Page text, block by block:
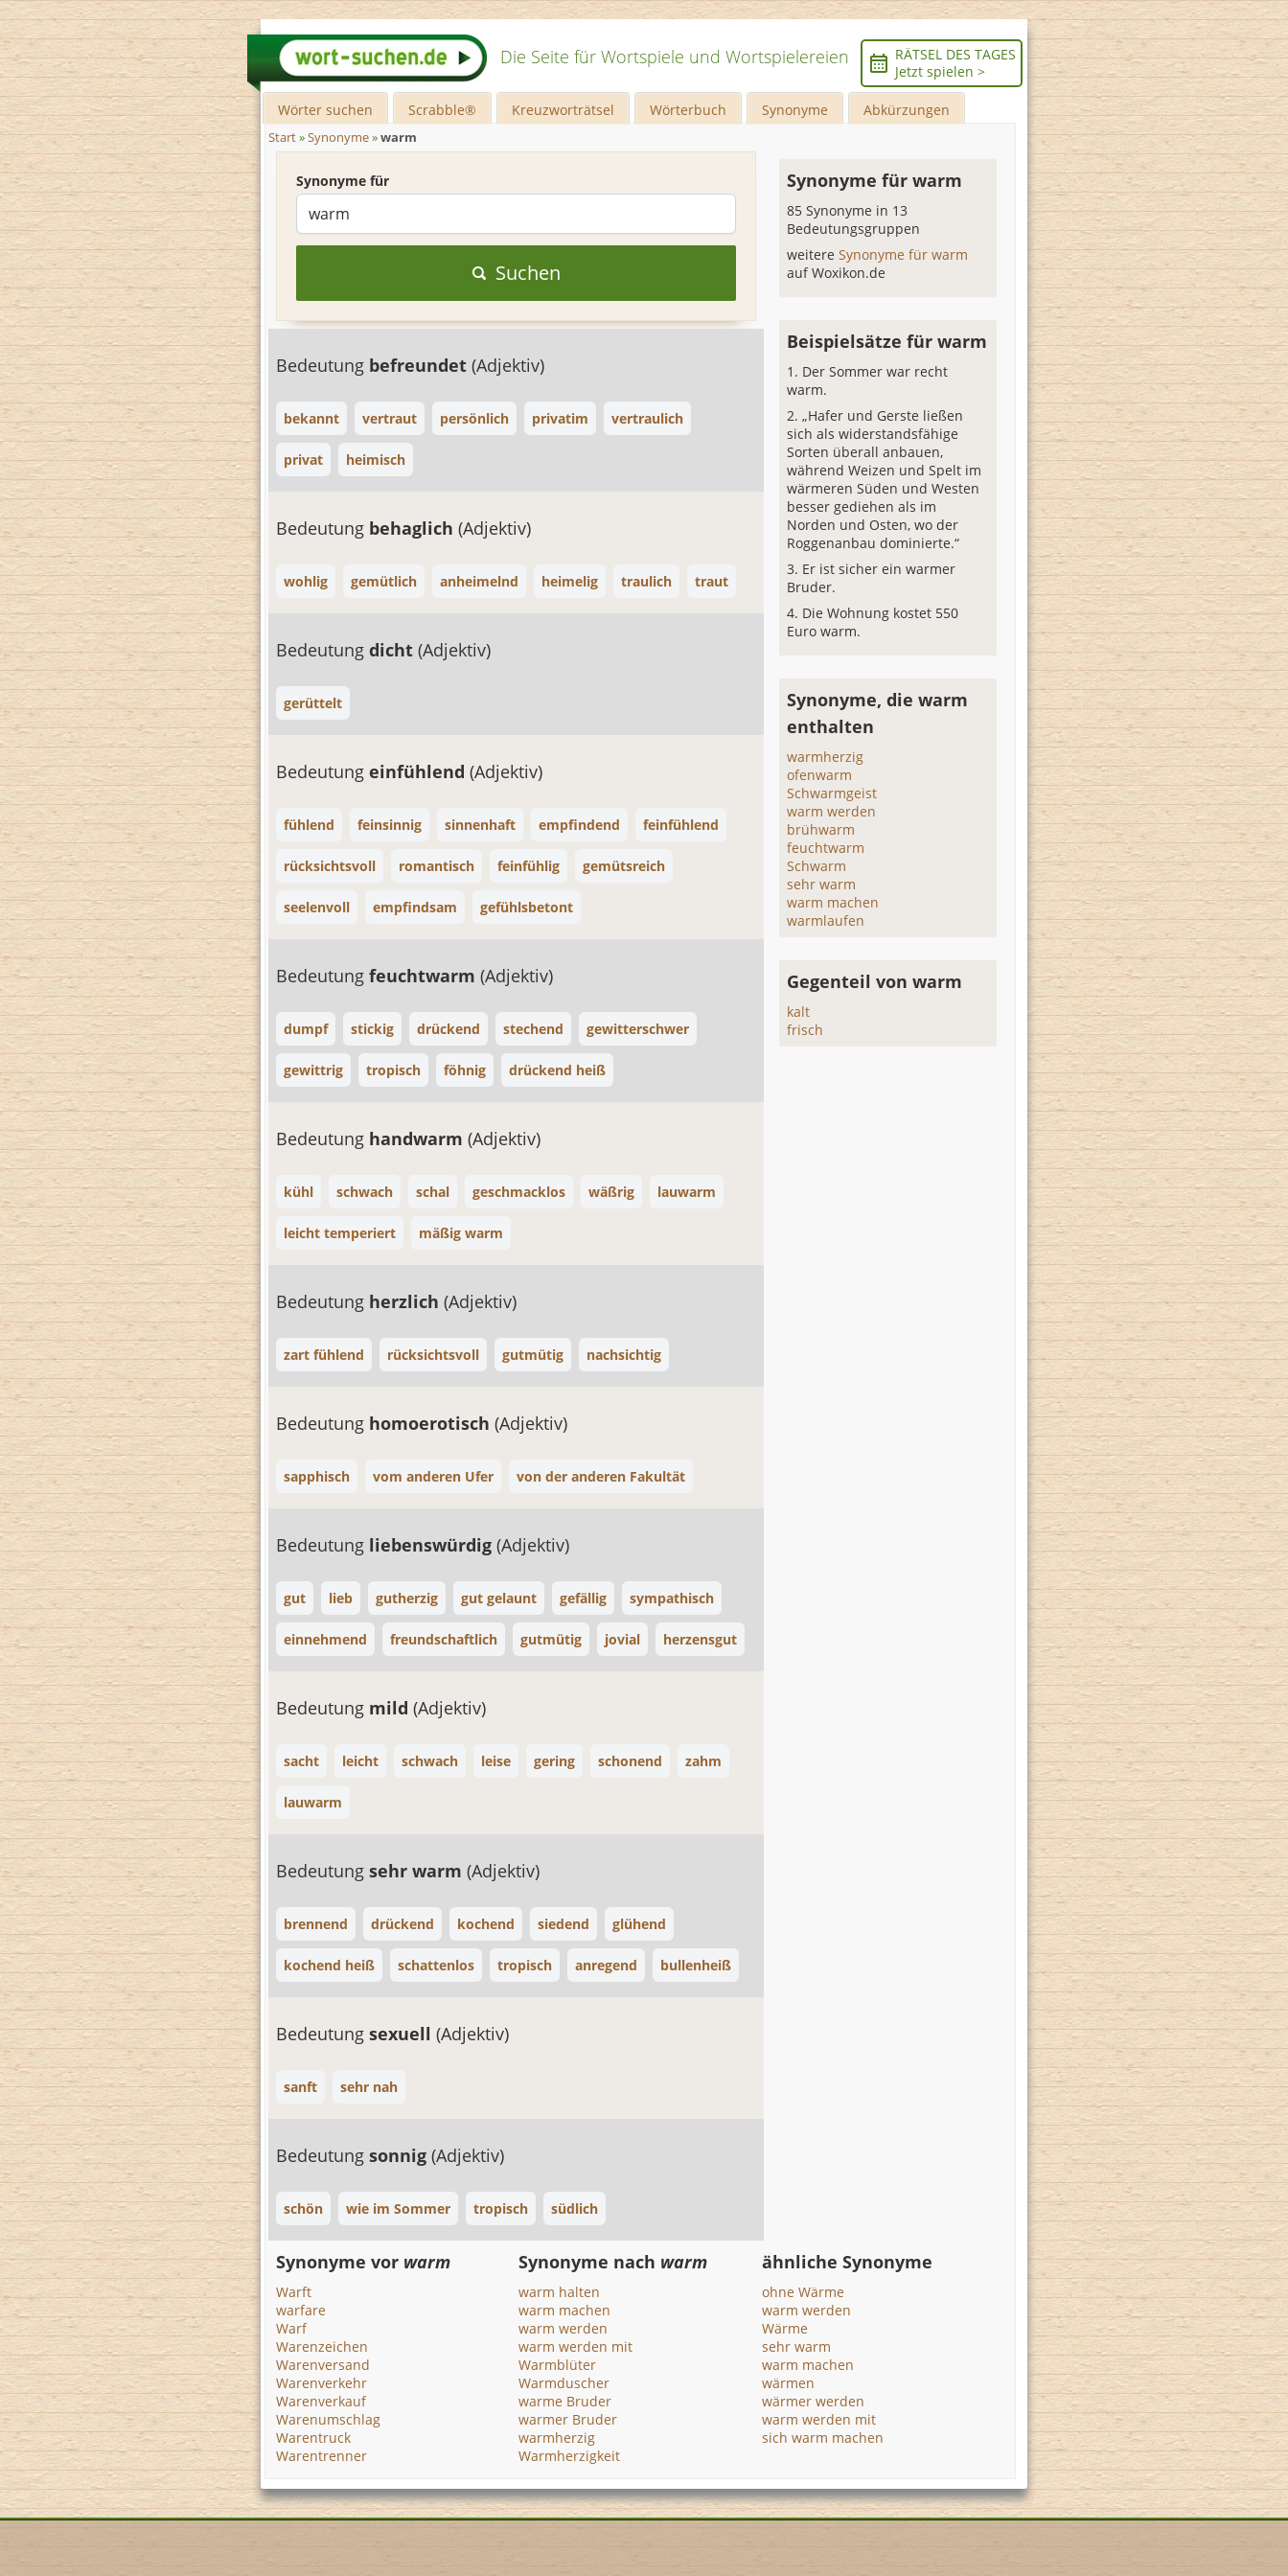
Die Seite für Wortspiele und Wortspielereien
RÄTSEL DES TAGES
Jetzt spielen >
Wörter suchen Scrabble® Kreuzworträtsel Wörterbuch Synonyme Abkürzungen
Start»Synonyme»warm
Synonyme für
Suchen
Bedeutung befreundet (Adjektiv)
bekannt vertraut persönlich privatim vertraulich
privat heimisch
Bedeutung behaglich (Adjektiv)
wohlig gemütlich anheimelnd heimelig traulich traut
Bedeutung dicht (Adjektiv)
gerüttelt
Bedeutung einfühlend (Adjektiv)
fühlend feinsinnig sinnenhaft empfindend feinfühlend
rücksichtsvoll romantisch feinfühlig gemütsreich
seelenvoll empfindsam gefühlsbetont
Bedeutung feuchtwarm (Adjektiv)
dumpf stickig drückend stechend gewitterschwer
gewittrig tropisch föhnig drückend heiß
Bedeutung handwarm (Adjektiv)
kühl schwach schal geschmacklos wäßrig lauwarm
leicht temperiert mäßig warm
Bedeutung herzlich (Adjektiv)
zart fühlend rücksichtsvoll gutmütig nachsichtig
Bedeutung homoerotisch (Adjektiv)
sapphisch vom anderen Ufer von der anderen Fakultät
Bedeutung liebenswürdig (Adjektiv)
gut lieb gutherzig gut gelaunt gefällig sympathisch
einnehmend freundschaftlich gutmütig jovial herzensgut
Bedeutung mild (Adjektiv)
sacht leicht schwach leise gering schonend zahm
lauwarm
Bedeutung sehr warm (Adjektiv)
brennend drückend kochend siedend glühend
kochend heiß schattenlos tropisch anregend bullenheiß
Bedeutung sexuell (Adjektiv)
sanft sehr nah
Bedeutung sonnig (Adjektiv)
schön wie im Sommer tropisch südlich
Synonyme für warm
85 Synonyme in 13
Bedeutungsgruppen
weitereSynonyme für warm
auf Woxikon.de
Beispielsätze für warm
Der Sommer war recht
warm.
„Hafer und Gerste ließen
sich als widerstandsfähige
Sorten überall anbauen,
während Weizen und Spelt im
wärmeren Süden und Westen
besser gediehen als im
Norden und Osten, wo der
Roggenanbau dominierte.“
Er ist sicher ein warmer
Bruder.
Die Wohnung kostet 550
Euro warm.
Synonyme, die warm
enthalten
warmherzig
ofenwarm
Schwarmgeist
warm werden
brühwarm
feuchtwarm
Schwarm
sehr warm
warm machen
warmlaufen
Gegenteil von warm
kalt
frisch
Synonyme vor warm
Warft
warfare
Warf
Warenzeichen
Warenversand
Warenverkehr
Warenverkauf
Warenumschlag
Warentruck
Warentrenner
Synonyme nach warm
warm halten
warm machen
warm werden
warm werden mit
Warmblüter
Warmduscher
warme Bruder
warmer Bruder
warmherzig
Warmherzigkeit
ähnliche Synonyme
ohne Wärme
warm werden
Wärme
sehr warm
warm machen
wärmen
wärmer werden
warm werden mit
sich warm machen